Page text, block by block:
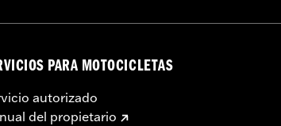
PARA MOTOCICLETAS
autorizado
del propietario